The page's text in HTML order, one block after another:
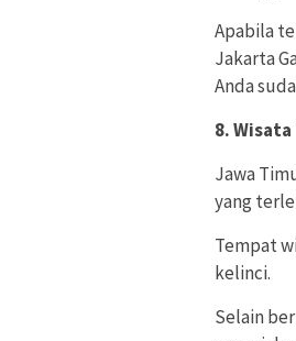
Apabila
Jakarta
Anda
8.
Jawa
yang
Tempat
kelinci.
Selain